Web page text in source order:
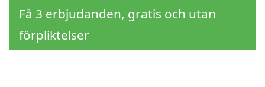
Få 3 erbjudanden, gratis och utan
förpliktelser